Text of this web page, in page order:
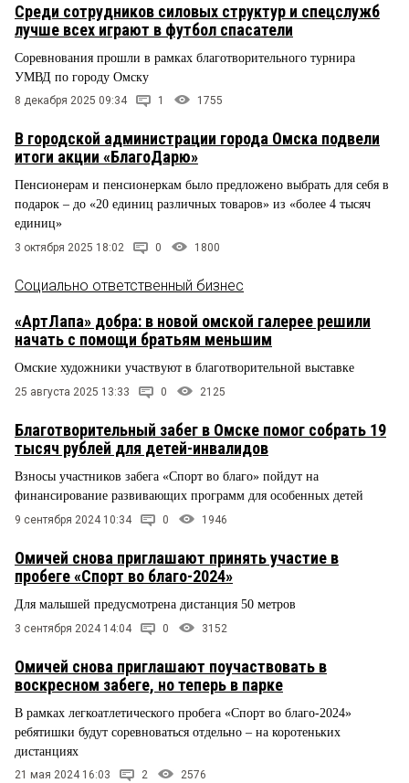
Среди сотрудников силовых структур и спецслужб
лучше всех играют в футбол спасатели
Соревнования прошли в рамках благотворительного турнира
УМВД по городу Омску
8 декабря 2025 09:34 1 1755
В городской администрации города Омска подвели
итоги акции «БлагоДарю»
Пенсионерам и пенсионеркам было предложено выбрать для себя в
подарок – до «20 единиц различных товаров» из «более 4 тысяч
единиц»
3 октября 2025 18:02 0 1800
Социально ответственный бизнес
«АртЛапа» добра: в новой омской галерее решили
начать с помощи братьям меньшим
Омские художники участвуют в благотворительной выставке
25 августа 2025 13:33 0 2125
Благотворительный забег в Омске помог собрать 19
тысяч рублей для детей-инвалидов
Взносы участников забега «Спорт во благо» пойдут на
финансирование развивающих программ для особенных детей
9 сентября 2024 10:34 0 1946
Омичей снова приглашают принять участие в
пробеге «Спорт во благо-2024»
Для малышей предусмотрена дистанция 50 метров
3 сентября 2024 14:04 0 3152
Омичей снова приглашают поучаствовать в
воскресном забеге, но теперь в парке
В рамках легкоатлетического пробега «Спорт во благо-2024»
ребятишки будут соревноваться отдельно – на коротеньких
дистанциях
21 мая 2024 16:03 2 2576